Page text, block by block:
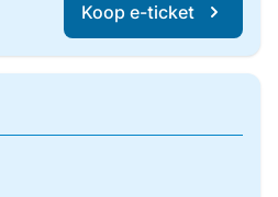
Koop e-ticket